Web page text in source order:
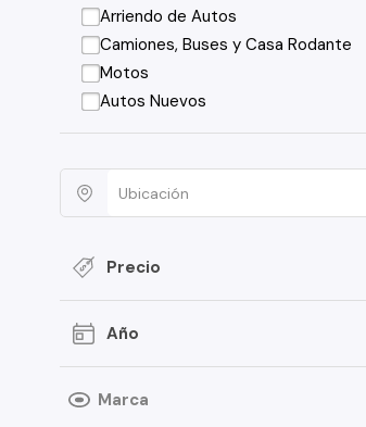
Arriendo de Autos
Camiones, Buses y Casa Rodante
Motos
Autos Nuevos
Precio
Año
Marca